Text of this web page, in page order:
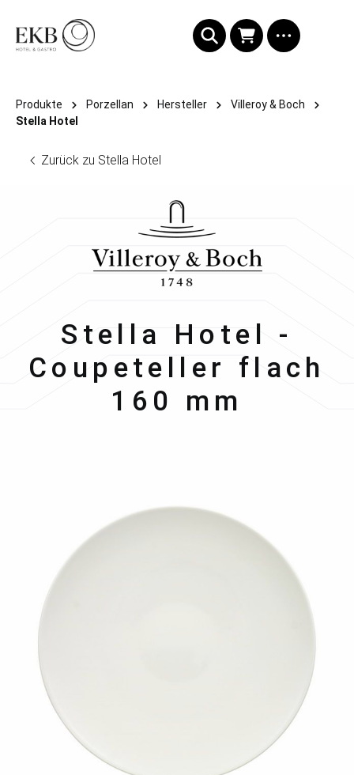
Produkte Porzellan Hersteller
Villeroy & Boch
Stella Hotel
Zurück zu Stella Hotel
Villeroy & Boch
Stella Hotel -
Coupeteller flach
160 mm